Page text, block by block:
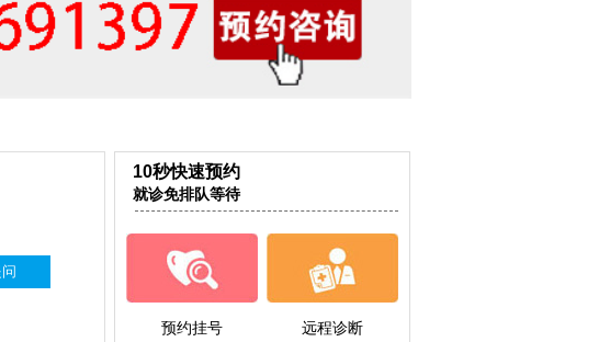
10秒快速预约
就诊免排队等待
预约挂号 远程诊断